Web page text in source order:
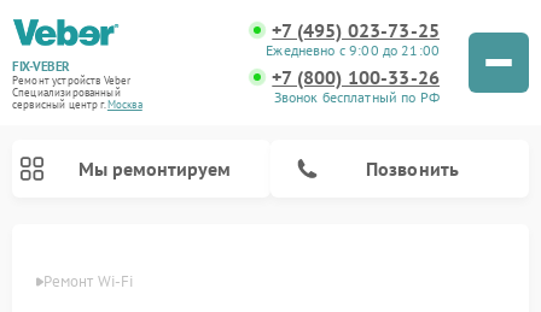
FIX-VEBER
Ремонт устройств Veber
Специализированный
cервисный центр г.Москва
+7 (495) 023-73-25
Ежедневно с 9:00 до 21:00
+7 (800) 100-33-26
Звонок бесплатный по РФ
Мы ремонтируем Позвонить
Ремонт Wi-Fi